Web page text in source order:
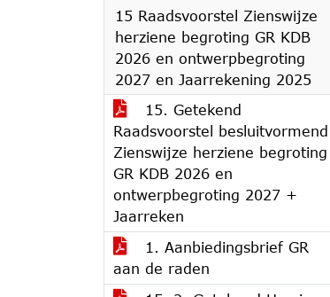
15 Raadsvoorstel Zienswijze
herziene begroting GR KDB
2026 en ontwerpbegroting
2027 en Jaarrekening 2025
15. Getekend
Raadsvoorstel besluitvormend
Zienswijze herziene begroting
GR KDB 2026 en
ontwerpbegroting 2027 +
Jaarreken
1. Aanbiedingsbrief GR
aan de raden